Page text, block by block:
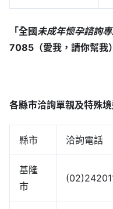
「全國未成年懷孕諮詢
7085（愛我，請你幫我）
各縣市洽詢單親及特殊
縣市 洽詢電話
基隆
市